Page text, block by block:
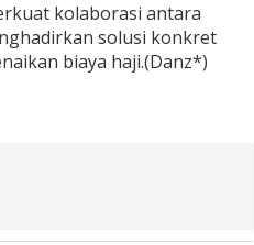
kolaborasi antara
solusi konkret
biaya haji.(Danz*)